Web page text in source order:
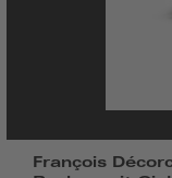
François